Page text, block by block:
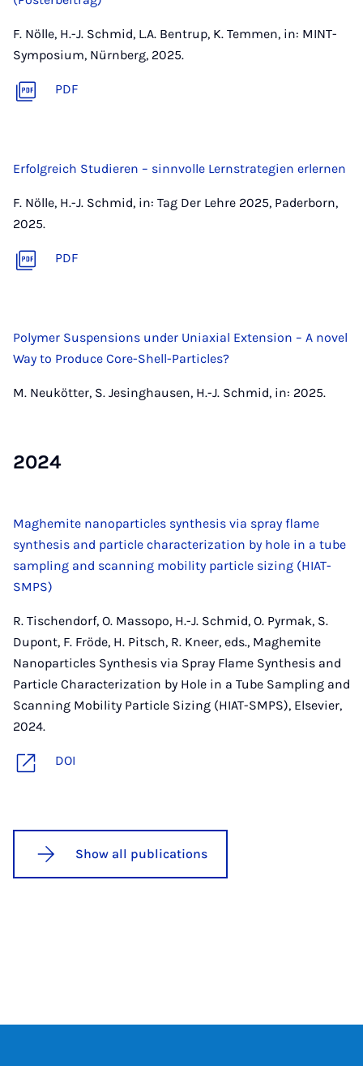
F. Nölle, H.-J. Schmid, L.A. Bentrup, K. Temmen, in: MINT-
Symposium, Nürnberg, 2025.
PDF
Erfolgreich Studieren – sinnvolle Lernstrategien erlernen
F. Nölle, H.-J. Schmid, in: Tag Der Lehre 2025, Paderborn,
2025.
PDF
Polymer Suspensions under Uniaxial Extension – A novel
Way to Produce Core-Shell-Particles?
M. Neukötter, S. Jesinghausen, H.-J. Schmid, in: 2025.
2024
Maghemite nanoparticles synthesis via spray flame
synthesis and particle characterization by hole in a tube
sampling and scanning mobility particle sizing (HIAT-
SMPS)
R. Tischendorf, O. Massopo, H.-J. Schmid, O. Pyrmak, S.
Dupont, F. Fröde, H. Pitsch, R. Kneer, eds., Maghemite
Nanoparticles Synthesis via Spray Flame Synthesis and
Particle Characterization by Hole in a Tube Sampling and
Scanning Mobility Particle Sizing (HIAT-SMPS), Elsevier,
2024.
DOI
Show all publications